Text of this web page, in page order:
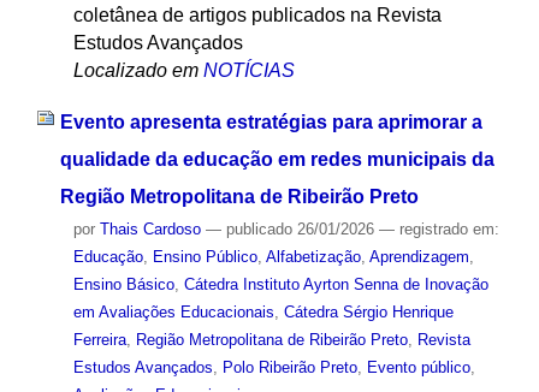
coletânea de artigos publicados na Revista
Estudos Avançados
Localizado em NOTÍCIAS
Evento apresenta estratégias para aprimorar a
qualidade da educação em redes municipais da
Região Metropolitana de Ribeirão Preto
por Thais Cardoso — publicado26/01/2026 — registrado em:
Educação, Ensino Público, Alfabetização, Aprendizagem,
Ensino Básico, Cátedra Instituto Ayrton Senna de Inovação
em Avaliações Educacionais, Cátedra Sérgio Henrique
Ferreira, Região Metropolitana de Ribeirão Preto, Revista
Estudos Avançados, Polo Ribeirão Preto, Evento público,